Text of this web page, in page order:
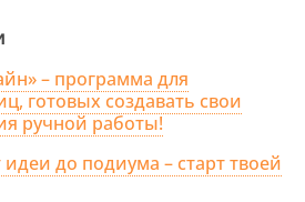
– программа для
готовых создавать свои
ручной работы!
до подиума – старт твоей